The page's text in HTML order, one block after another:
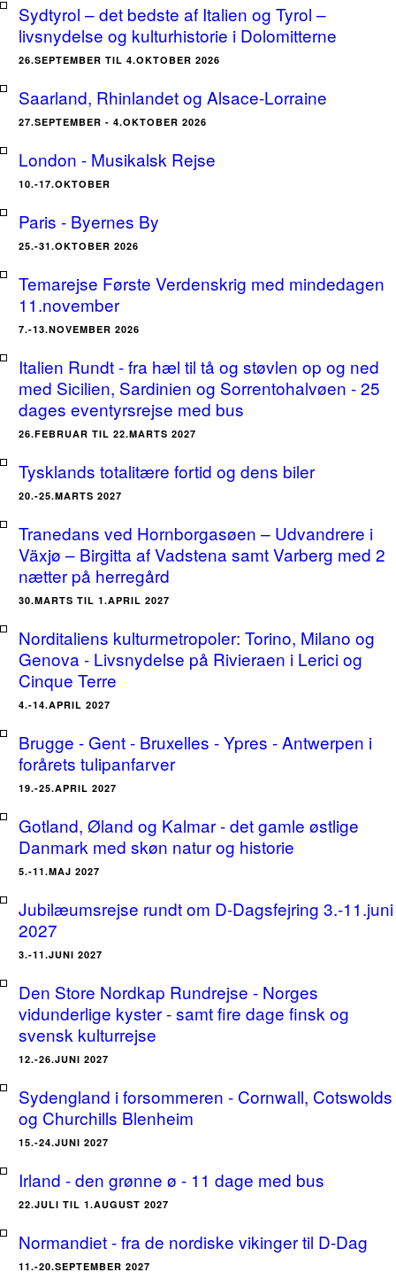
Sydtyrol – det bedste af Italien og Tyrol –
livsnydelse og kulturhistorie i Dolomitterne
26.SEPTEMBER TIL 4.OKTOBER 2026
Saarland, Rhinlandet og Alsace-Lorraine
27.SEPTEMBER - 4.OKTOBER 2026
London - Musikalsk Rejse
10.-17.OKTOBER
Paris - Byernes By
25.-31.OKTOBER 2026
Temarejse Første Verdenskrig med mindedagen
11.november
7.-13.NOVEMBER 2026
Italien Rundt - fra hæl til tå og støvlen op og ned
med Sicilien, Sardinien og Sorrentohalvøen - 25
dages eventyrsrejse med bus
26.FEBRUAR TIL 22.MARTS 2027
Tysklands totalitære fortid og dens biler
20.-25.MARTS 2027
Tranedans ved Hornborgasøen – Udvandrere i
Växjø – Birgitta af Vadstena samt Varberg med 2
nætter på herregård
30.MARTS TIL 1.APRIL 2027
Norditaliens kulturmetropoler: Torino, Milano og
Genova - Livsnydelse på Rivieraen i Lerici og
Cinque Terre
4.-14.APRIL 2027
Brugge - Gent - Bruxelles - Ypres - Antwerpen i
forårets tulipanfarver
19.-25.APRIL 2027
Gotland, Øland og Kalmar - det gamle østlige
Danmark med skøn natur og historie
5.-11.MAJ 2027
Jubilæumsrejse rundt om D-Dagsfejring 3.-11.juni
2027
3.-11.JUNI 2027
Den Store Nordkap Rundrejse - Norges
vidunderlige kyster - samt fire dage finsk og
svensk kulturrejse
12.-26.JUNI 2027
Sydengland i forsommeren - Cornwall, Cotswolds
og Churchills Blenheim
15.-24.JUNI 2027
Irland - den grønne ø - 11 dage med bus
22.JULI TIL 1.AUGUST 2027
Normandiet - fra de nordiske vikinger til D-Dag
11.-20.SEPTEMBER 2027